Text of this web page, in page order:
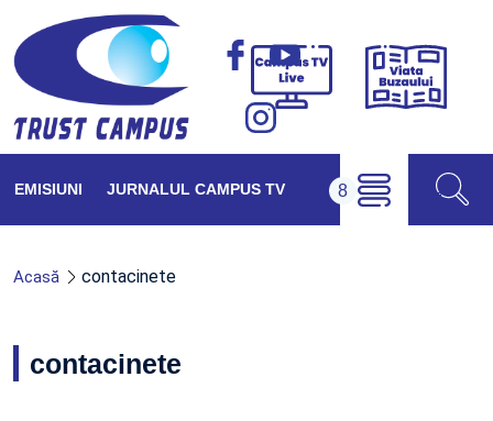
Campus
Viața
EMISIUNI JURNALUL CAMPUS TV
Acasă contacinete
contacinete